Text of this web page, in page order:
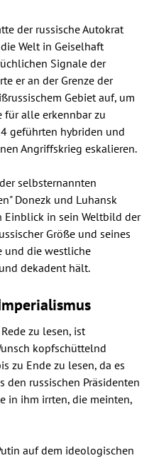
der russische Autokrat
Welt in Geiselhaft
Signale der
er an der Grenze der
Gebiet auf, um
für alle erkennbar zu
geführten hybriden und
Angriffskrieg eskalieren.
selbsternannten
Donezk und Luhansk
in sein Weltbild der
Größe und seines
und die westliche
dekadent hält.
zu lesen, ist
kopfschüttelnd
zu Ende zu lesen, da es
den russischen Präsidenten
in ihm irrten, die meinten,
auf dem ideologischen